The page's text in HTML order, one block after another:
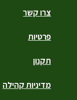
צרו קשר
פרטיות
תקנון
מדיניות קהילה